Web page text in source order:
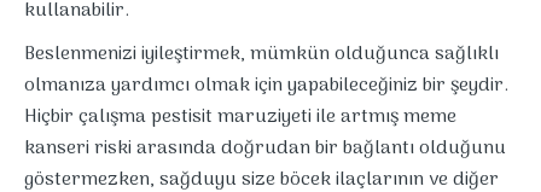
kullanabilir.
Beslenmenizi iyileştirmek, mümkün olduğunca sağlıklı
olmanıza yardımcı olmak için yapabileceğiniz bir şeydir.
Hiçbir çalışma pestisit maruziyeti ile artmış meme
kanseri riski arasında doğrudan bir bağlantı olduğunu
göstermezken, sağduyu size böcek ilaçlarının ve diğer